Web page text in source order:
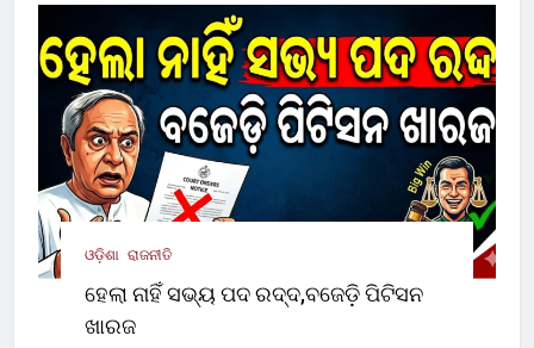
ଓଡ଼ିଶା ରାଜନୀତି
ହେଲା ନାହିଁ ସଭ୍ୟ ପଦ ରଦ୍ଦ,ବଜେଡ଼ି ପିଟିସନ
ଖାରଜ